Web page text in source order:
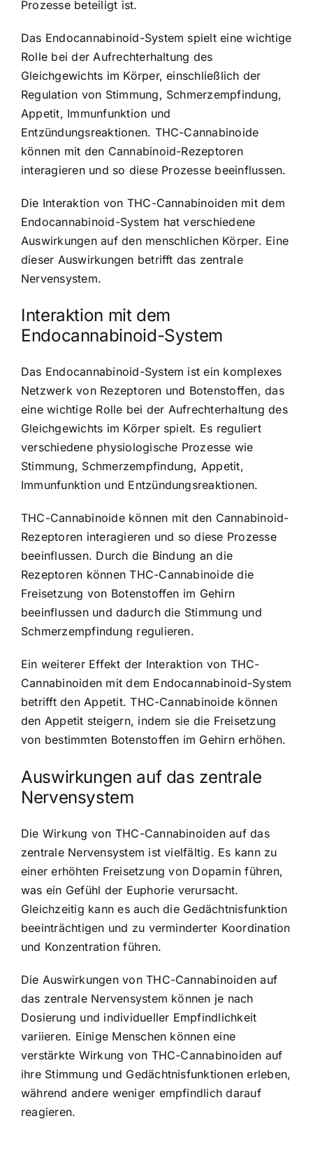
Prozesse beteiligt ist.
Das Endocannabinoid-System spielt eine wichtige
Rolle bei der Aufrechterhaltung des
Gleichgewichts im Körper, einschließlich der
Regulation von Stimmung, Schmerzempfindung,
Appetit, Immunfunktion und
Entzündungsreaktionen. THC-Cannabinoide
können mit den Cannabinoid-Rezeptoren
interagieren und so diese Prozesse beeinflussen.
Die Interaktion von THC-Cannabinoiden mit dem
Endocannabinoid-System hat verschiedene
Auswirkungen auf den menschlichen Körper. Eine
dieser Auswirkungen betrifft das zentrale
Nervensystem.
Interaktion mit dem
Endocannabinoid-System
Das Endocannabinoid-System ist ein komplexes
Netzwerk von Rezeptoren und Botenstoffen, das
eine wichtige Rolle bei der Aufrechterhaltung des
Gleichgewichts im Körper spielt. Es reguliert
verschiedene physiologische Prozesse wie
Stimmung, Schmerzempfindung, Appetit,
Immunfunktion und Entzündungsreaktionen.
THC-Cannabinoide können mit den Cannabinoid-
Rezeptoren interagieren und so diese Prozesse
beeinflussen. Durch die Bindung an die
Rezeptoren können THC-Cannabinoide die
Freisetzung von Botenstoffen im Gehirn
beeinflussen und dadurch die Stimmung und
Schmerzempfindung regulieren.
Ein weiterer Effekt der Interaktion von THC-
Cannabinoiden mit dem Endocannabinoid-System
betrifft den Appetit. THC-Cannabinoide können
den Appetit steigern, indem sie die Freisetzung
von bestimmten Botenstoffen im Gehirn erhöhen.
Auswirkungen auf das zentrale
Nervensystem
Die Wirkung von THC-Cannabinoiden auf das
zentrale Nervensystem ist vielfältig. Es kann zu
einer erhöhten Freisetzung von Dopamin führen,
was ein Gefühl der Euphorie verursacht.
Gleichzeitig kann es auch die Gedächtnisfunktion
beeinträchtigen und zu verminderter Koordination
und Konzentration führen.
Die Auswirkungen von THC-Cannabinoiden auf
das zentrale Nervensystem können je nach
Dosierung und individueller Empfindlichkeit
variieren. Einige Menschen können eine
verstärkte Wirkung von THC-Cannabinoiden auf
ihre Stimmung und Gedächtnisfunktionen erleben,
während andere weniger empfindlich darauf
reagieren.